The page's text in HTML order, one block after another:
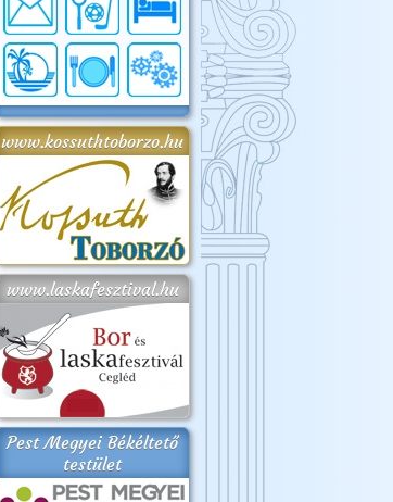
www.kossuthtoborzo.hu
www.laskafesztival.hu
Pest Megyei Békéltető
testület